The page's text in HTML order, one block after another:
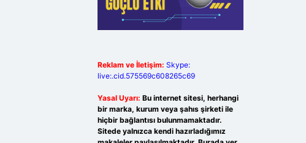
Reklam ve İletişim: Skype:
live:.cid.575569c608265c69
Yasal Uyarı: Bu internet sitesi, herhangi
bir marka, kurum veya şahıs şirketi ile
hiçbir bağlantısı bulunmamaktadır.
Sitede yalnızca kendi hazırladığımız